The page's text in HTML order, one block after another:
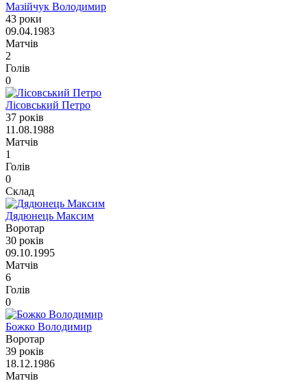
Мазійчук Володимир
43 роки
09.04.1983
Матчів
2
Голів
0
Лісовський Петро
37 років
11.08.1988
Матчів
1
Голів
0
Склад
Дядюнець Максим
Воротар
30 років
09.10.1995
Матчів
6
Голів
0
Божко Володимир
Воротар
39 років
18.12.1986
Матчів